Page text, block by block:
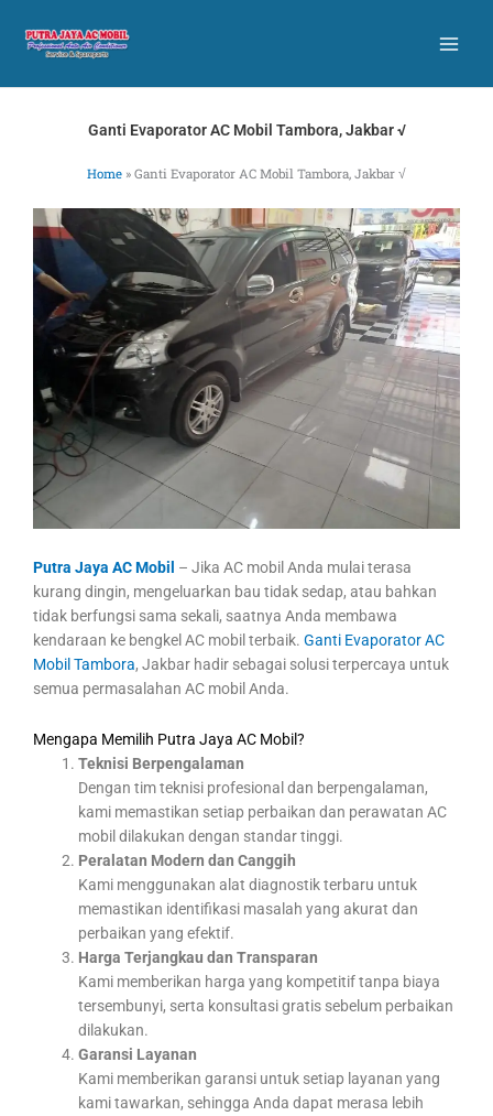
content
Ganti Evaporator AC Mobil Tambora, Jakbar √
Home » Ganti Evaporator AC Mobil Tambora, Jakbar √
Putra Jaya AC Mobil – Jika AC mobil Anda mulai terasa
kurang dingin, mengeluarkan bau tidak sedap, atau bahkan
tidak berfungsi sama sekali, saatnya Anda membawa
kendaraan ke bengkel AC mobil terbaik. Ganti Evaporator AC
Mobil Tambora, Jakbar hadir sebagai solusi terpercaya untuk
semua permasalahan AC mobil Anda.
Mengapa Memilih Putra Jaya AC Mobil?
Teknisi Berpengalaman
Dengan tim teknisi profesional dan berpengalaman,
kami memastikan setiap perbaikan dan perawatan AC
mobil dilakukan dengan standar tinggi.
Peralatan Modern dan Canggih
Kami menggunakan alat diagnostik terbaru untuk
memastikan identifikasi masalah yang akurat dan
perbaikan yang efektif.
Harga Terjangkau dan Transparan
Kami memberikan harga yang kompetitif tanpa biaya
tersembunyi, serta konsultasi gratis sebelum perbaikan
dilakukan.
Garansi Layanan
Kami memberikan garansi untuk setiap layanan yang
kami tawarkan, sehingga Anda dapat merasa lebih